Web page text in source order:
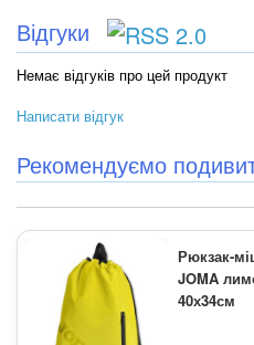
Відгуки
Немає відгуків про цей продукт
Написати відгук
Рекомендуємо
Рюкзак-
JOMA
40х34см